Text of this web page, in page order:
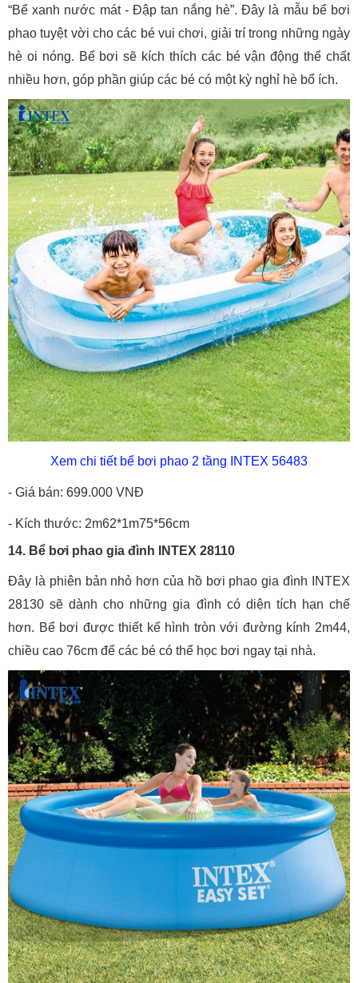
“Bể xanh nước mát - Đập tan nắng hè”. Đây là mẫu bể bơi
phao tuyệt vời cho các bé vui chơi, giải trí trong những ngày
hè oi nóng. Bể bơi sẽ kích thích các bé vận động thể chất
nhiều hơn, góp phần giúp các bé có một kỳ nghỉ hè bổ ích.
Xem chi tiết bể bơi phao 2 tầng INTEX 56483
- Giá bán: 699.000 VNĐ
- Kích thước: 2m62*1m75*56cm
14. Bể bơi phao gia đình INTEX 28110
Đây là phiên bản nhỏ hơn của hồ bơi phao gia đình INTEX
28130 sẽ dành cho những gia đình có diện tích hạn chế
hơn. Bể bơi được thiết kế hình tròn với đường kính 2m44,
chiều cao 76cm để các bé có thể học bơi ngay tại nhà.